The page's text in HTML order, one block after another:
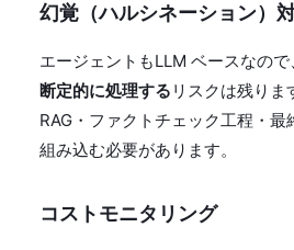
幻覚（ハルシネーション）
エージェントもLLM ベースなので
断定的に処理する リスクは残りま
RAG・ファクトチェック工程・
組み込む必要があります。
コストモニタリング